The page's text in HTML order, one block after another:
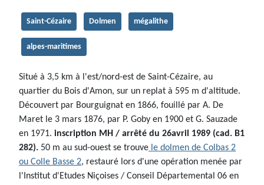
Saint-Cézaire Dolmen mégalithe
alpes-maritimes
Situé à 3,5 km à l'est/nord-est de Saint-Cézaire, au
quartier du Bois d'Amon, sur un replat à 595 m d'altitude.
Découvert par Bourguignat en 1866, fouillé par A. De
Maret le 3 mars 1876, par P. Goby en 1900 et G. Sauzade
en 1971. inscription MH / arrêté du 26avril 1989 (cad. B1
282). 50 m au sud-ouest se trouve le dolmen de Colbas 2
ou Colle Basse 2, restauré lors d'une opération menée par
l'Institut d'Etudes Niçoises / Conseil Départemental 06 en